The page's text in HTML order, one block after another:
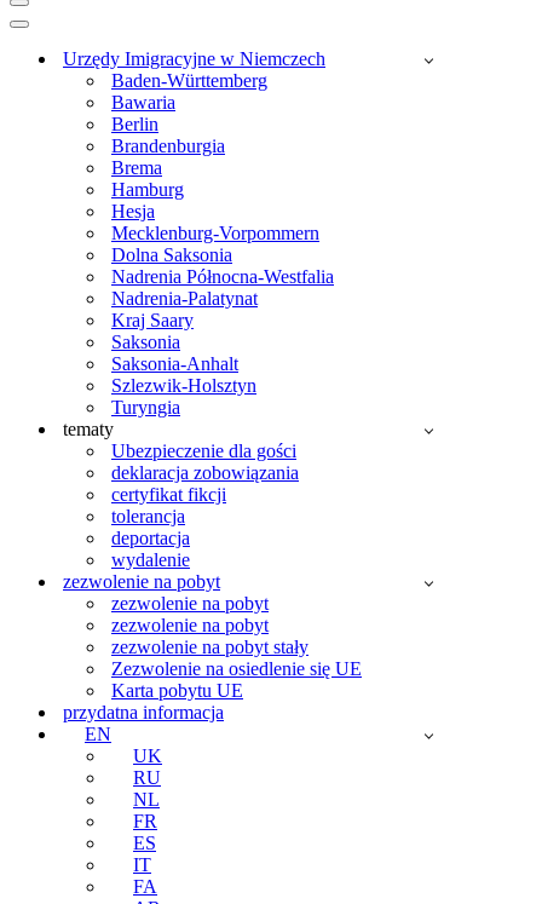
Menu
nawigacji
Menu
nawigacjiUrzędy Imigracyjne w Niemczech
Baden-Württemberg
Bawaria
Berlin
Brandenburgia
Brema
Hamburg
Hesja
Mecklenburg-Vorpommern
Dolna Saksonia
Nadrenia Północna-Westfalia
Nadrenia-Palatynat
Kraj Saary
Saksonia
Saksonia-Anhalt
Szlezwik-Holsztyn
Turyngia
tematy
Ubezpieczenie dla gości
deklaracja zobowiązania
certyfikat fikcji
tolerancja
deportacja
wydalenie
zezwolenie na pobyt
zezwolenie na pobyt
zezwolenie na pobyt
zezwolenie na pobyt stały
Zezwolenie na osiedlenie się UE
Karta pobytu UE
przydatna informacja
EN
UK
RU
NL
FR
ES
IT
FA